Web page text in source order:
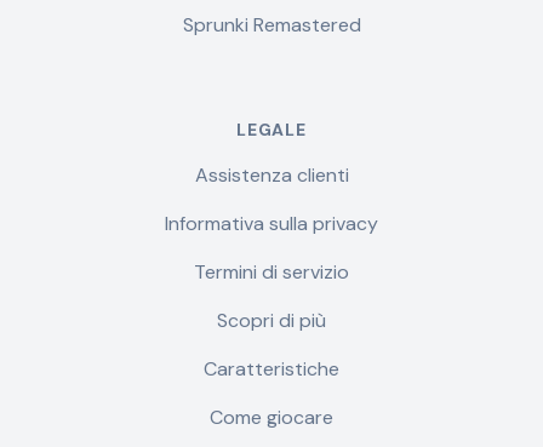
Sprunki Remastered
LEGALE
Assistenza clienti
Informativa sulla privacy
Termini di servizio
Scopri di più
Caratteristiche
Come giocare